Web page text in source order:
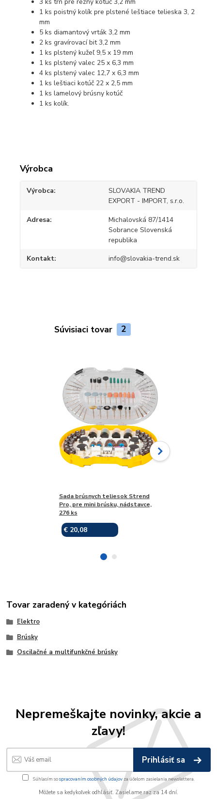
3 ks tŕň pre rezný kotúč 3,2 mm
1 ks poistný kolík pre plstené leštiace telieska 3, 2
mm
5 ks diamantový vrták 3,2 mm
2 ks gravírovací bit 3,2 mm
1 ks plstený kužeľ 9,5 x 19 mm
1 ks plstený valec 25 x 6,3 mm
4 ks plstený valec 12,7 x 6,3 mm
1 ks leštiaci kotúč 22 x 2,5 mm
1 ks lamelový brúsny kotúč
1 ks kolík.
Výrobca
Výrobca
SLOVAKIA TREND
EXPORT - IMPORT, s.r.o.
Adresa
Michalovská 87/1414
Sobrance Slovenská
republika
Kontakt info@slovakia-trend.sk
Súvisiaci tovar 2
Sada brúsnych teliesok Strend
Pro, pre mini brúsku, nádstavce,
276 ks
€ 20,08
Tovar zaradený v kategóriách
Elektro
Brúsky
Oscilačné a multifunkčné brúsky
Nepremeškajte novinky, akcie a
zľavy!
Prihlásiť sa
Súhlasím sospracovaním osobných údajov za účelom zasielania newslettera.
Môžete sa kedykoľvek odhlásiť. Zasielame raz za 14 dní.